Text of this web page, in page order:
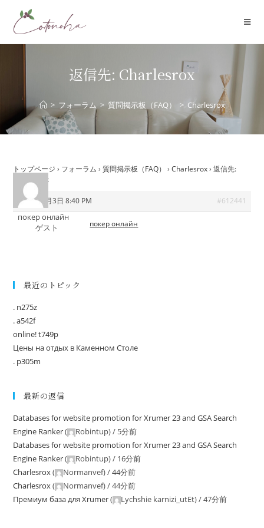
返信先: Charlesrox
> フォーラム > 質問掲示板（FAQ） > Charlesrox
トップページ › フォーラム › 質問掲示板（FAQ） › Charlesrox › 返信先:
Charlesrox
2026年6月3日 8:40 PM #612441
покер онлайн
ゲスト
покер онлайн
最近のトピック
. n275z
. a542f
online! t749p
Цены на отдых в Каменном Столе
. p305m
最新の返信
Databases for website promotion for Xrumer 23 and GSA Search
Engine Ranker( Robintup) / 5分前
Databases for website promotion for Xrumer 23 and GSA Search
Engine Ranker( Robintup) / 16分前
Charlesrox( Normanvef) /44分前
Charlesrox( Normanvef) /44分前
Премиум база для Xrumer( Lychshie karnizi_utEt) /47分前